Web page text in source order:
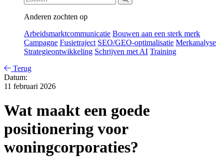
Anderen zochten op
Arbeidsmarktcommunicatie Bouwen aan een sterk merk
Campagne Fusietraject SEO/GEO-optimalisatie Merkanalyse
Strategieontwikkeling Schrijven met AI Training
Terug
Datum:
11 februari 2026
Wat maakt een goede
positionering voor
woningcorporaties?